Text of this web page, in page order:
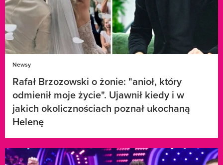
Newsy
Rafał Brzozowski o żonie: "anioł, który
odmienił moje życie". Ujawnił kiedy i w
jakich okolicznościach poznał ukochaną
Helenę